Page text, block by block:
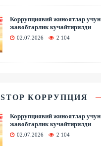
Коррупциявий жиноятлар учун
жавобгарлик кучайтирилди
02.07.2026 2 104
STOP КОРРУПЦИЯ
Коррупциявий жиноятлар учун
жавобгарлик кучайтирилди
02.07.2026 2 104